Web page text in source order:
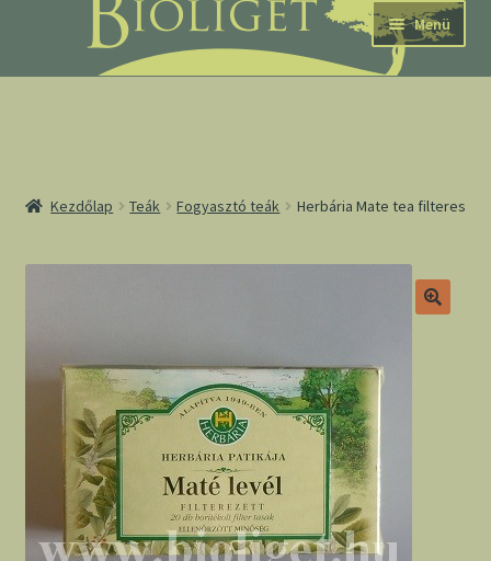
navigációhoz
tartalomba
Menü
Kezdőlap Teák Fogyasztó teák Herbária Mate tea filteres